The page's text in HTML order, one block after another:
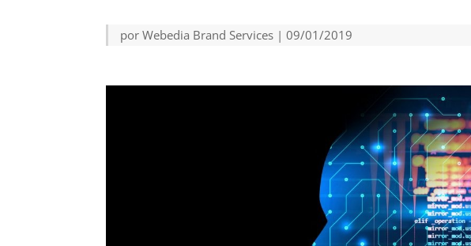
porWebedia Brand Services |09/01/2019